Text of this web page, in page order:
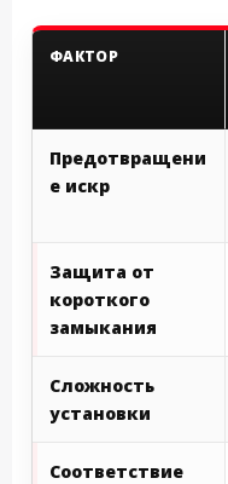
ФАКТОР
Предотвращени
е искр
Защита от
короткого
замыкания
Сложность
установки
Соответствие